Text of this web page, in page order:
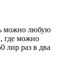
можно любую
где можно
лир раз в два